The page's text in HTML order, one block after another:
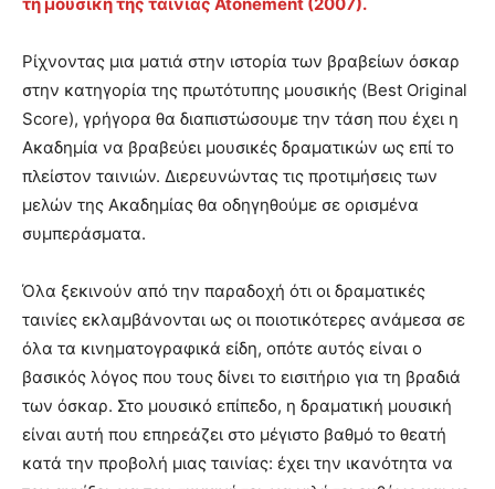
Ρίχνοντας μια ματιά στην ιστορία των βραβείων όσκαρ
στην κατηγορία της πρωτότυπης μουσικής (Best Original
Score), γρήγορα θα διαπιστώσουμε την τάση που έχει η
Ακαδημία να βραβεύει μουσικές δραματικών ως επί το
πλείστον ταινιών. Διερευνώντας τις προτιμήσεις των
μελών της Ακαδημίας θα οδηγηθούμε σε ορισμένα
συμπεράσματα.
Όλα ξεκινούν από την παραδοχή ότι οι δραματικές
ταινίες εκλαμβάνονται ως οι ποιοτικότερες ανάμεσα σε
όλα τα κινηματογραφικά είδη, οπότε αυτός είναι ο
βασικός λόγος που τους δίνει το εισιτήριο για τη βραδιά
των όσκαρ. Στο μουσικό επίπεδο, η δραματική μουσική
είναι αυτή που επηρεάζει στο μέγιστο βαθμό το θεατή
κατά την προβολή μιας ταινίας: έχει την ικανότητα να